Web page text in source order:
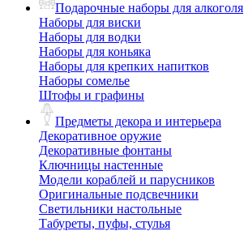
Подарочные наборы для алкоголя
Наборы для виски
Наборы для водки
Наборы для коньяка
Наборы для крепких напитков
Наборы сомелье
Штофы и графины
Предметы декора и интерьера
Декоративное оружие
Декоративные фонтаны
Ключницы настенные
Модели кораблей и парусников
Оригинальные подсвечники
Светильники настольные
Табуреты, пуфы, стулья